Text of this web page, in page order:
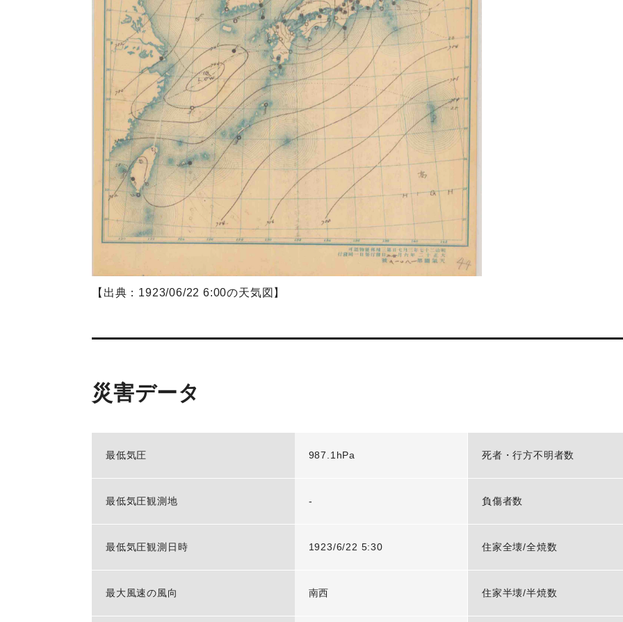
【出典：1923/06/22 6:00の天気図】
災害データ
最低気圧 987.1hPa
最低気圧観測地 -
最低気圧観測日時 1923/6/22 5:30
最大風速の風向 南西
死者・行方不明者数
負傷者数
住家全壊/全焼数
住家半壊/半焼数